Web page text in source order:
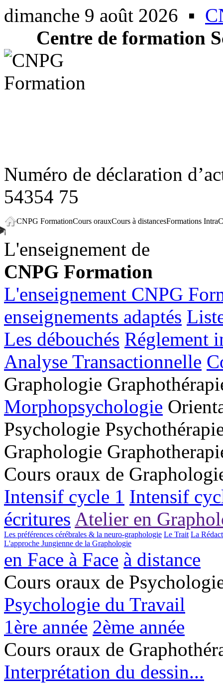
dimanche 9 août 2026 ▪
Centre de formation
Numéro de déclaration
54354 75
CNPG FormationCours orauxCours à distancesFormations Intra
L'enseignement de
CNPG Formation
L'enseignement CNPG
enseignements adaptés
Les débouchés Réglement
Analyse Transactionnelle
Graphologie
Morphopsychologie
Psychologie
Graphologie
Cours oraux de
Intensif cycle 1 Intensif
écritures Atelier en
Les préférences cérébrales & la neuro-graphologie Le Trait La
L'approche Jungienne de la Graphologie
en Face à Face à distance
Cours oraux de
Psychologie du Travail
1ère année 2ème année
Cours oraux de
Interprétation du dessin...